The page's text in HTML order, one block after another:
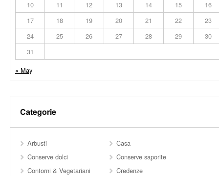
10 11 12 13 14 15
16
17
18 19 20 21 22
23
24
25 26 27 28 29
30
31
« May
Categorie
Arbusti
Casa
Conserve dolci
Conserve saporite
Contorni & Vegetariani
Credenze